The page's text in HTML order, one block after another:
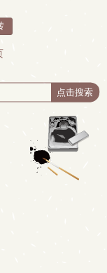
她万劫不复，那也
，天经地义。
qinghan男主父亲
，一起以推动剧qing
是什么信男善女，两
法版如有事耽误无法
【作者碎碎念】欢迎
我虽然有大纲了，
是HE。但是我会写
我对pen狂人~~~